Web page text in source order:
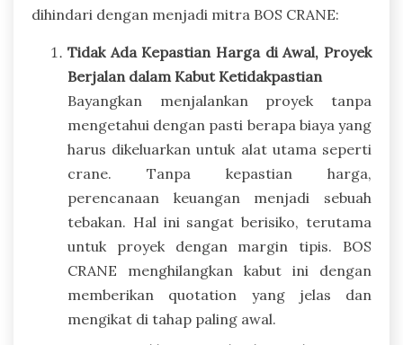
dihindari dengan menjadi mitra BOS CRANE:
Tidak Ada Kepastian Harga di Awal, Proyek
Berjalan dalam Kabut Ketidakpastian
Bayangkan menjalankan proyek tanpa
mengetahui dengan pasti berapa biaya yang
harus dikeluarkan untuk alat utama seperti
crane. Tanpa kepastian harga,
perencanaan keuangan menjadi sebuah
tebakan. Hal ini sangat berisiko, terutama
untuk proyek dengan margin tipis. BOS
CRANE menghilangkan kabut ini dengan
memberikan quotation yang jelas dan
mengikat di tahap paling awal.